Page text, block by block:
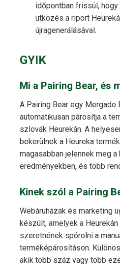
időpontban frissül,
ütközés a riport
újragenerálásával.
GYIK
Mi a Pairing Bear, és
A Pairing Bear egy Mergado
automatikusan párosítja a
szlovák Heurekán. A
bekerülnek a Heureka
magasabban jelennek meg
eredményekben, és több
Kinek szól a Pairing
Webáruházak és marketing
készült, amelyek a
szeretnének spórolni a
terméképárosításon.
akik több száz vagy több